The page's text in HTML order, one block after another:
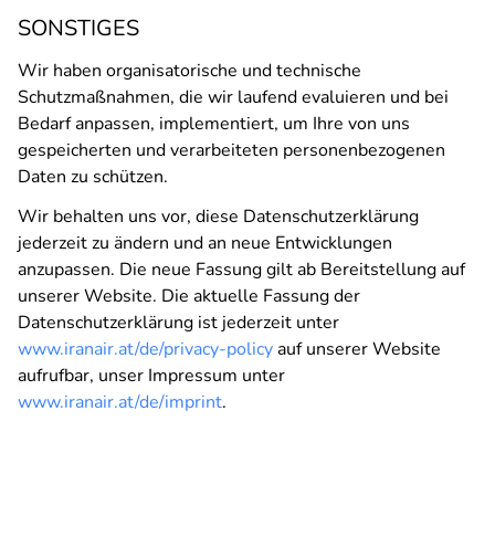
SONSTIGES
Wir haben organisatorische und technische
Schutzmaßnahmen, die wir laufend evaluieren und bei
Bedarf anpassen, implementiert, um Ihre von uns
gespeicherten und verarbeiteten personenbezogenen
Daten zu schützen.
Wir behalten uns vor, diese Datenschutzerklärung
jederzeit zu ändern und an neue Entwicklungen
anzupassen. Die neue Fassung gilt ab Bereitstellung auf
unserer Website. Die aktuelle Fassung der
Datenschutzerklärung ist jederzeit unter
www.iranair.at/de/privacy-policyauf unserer Website
aufrufbar, unser Impressum unter
www.iranair.at/de/imprint.